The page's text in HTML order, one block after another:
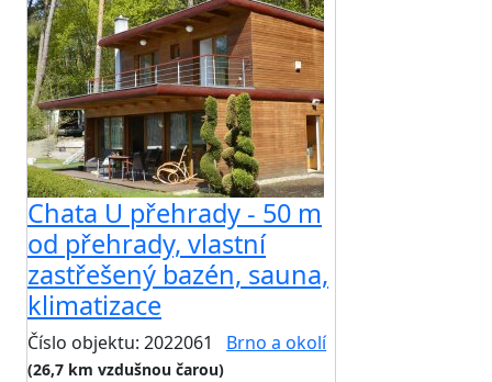
Chata U přehrady - 50 m
od přehrady, vlastní
zastřešený bazén, sauna,
klimatizace
Číslo objektu: 2022061 Brno a okolí
(26,7 km vzdušnou čarou)